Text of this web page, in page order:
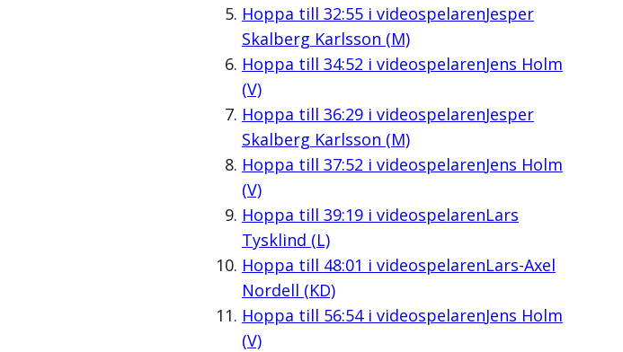
Hoppa till 32:55i videospelarenJesper
Skalberg Karlsson (M)
Hoppa till 34:52 i videospelarenJens Holm
(V)
Hoppa till 36:29i videospelarenJesper
Skalberg Karlsson (M)
Hoppa till 37:52 i videospelarenJens Holm
(V)
Hoppa till 39:19i videospelarenLars
Tysklind (L)
Hoppa till 48:01 i videospelarenLars-Axel
Nordell (KD)
Hoppa till 56:54i videospelarenJens Holm
(V)